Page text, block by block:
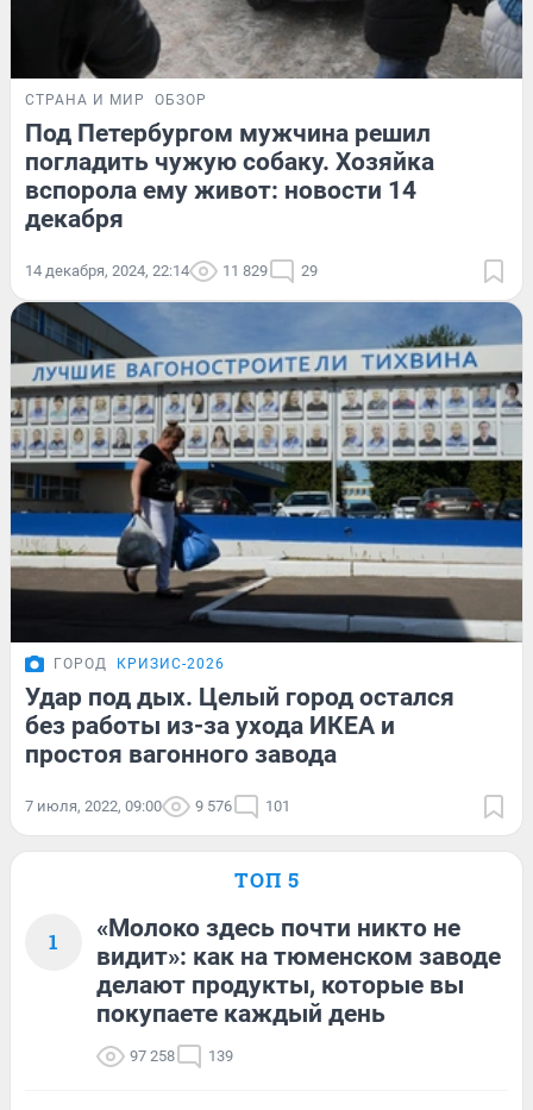
СТРАНА И МИР ОБЗОР
Под Петербургом мужчина решил
погладить чужую собаку. Хозяйка
вспорола ему живот: новости 14
декабря
14 декабря, 2024, 22:14 11 829 29
ГОРОД КРИЗИС-2026
Удар под дых. Целый город остался
без работы из-за ухода ИКЕА и
простоя вагонного завода
7 июля, 2022, 09:00 9 576 101
ТОП 5
1
«Молоко здесь почти никто не
видит»: как на тюменском заводе
делают продукты, которые вы
покупаете каждый день
97 258 139